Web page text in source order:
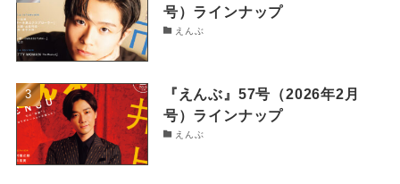
号）ラインナップ
えんぶ
『えんぶ』57号（2026年2月
号）ラインナップ
えんぶ